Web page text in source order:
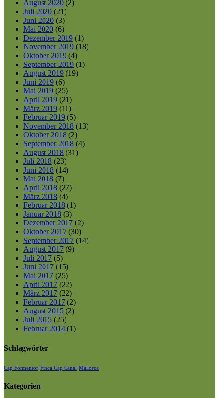
August 2020 (2)
Juli 2020 (21)
Juni 2020 (3)
Mai 2020 (6)
Dezember 2019 (1)
November 2019 (18)
Oktober 2019 (4)
September 2019 (1)
August 2019 (19)
Juni 2019 (6)
Mai 2019 (25)
April 2019 (21)
März 2019 (11)
Februar 2019 (5)
November 2018 (13)
Oktober 2018 (2)
September 2018 (4)
August 2018 (31)
Juli 2018 (23)
Juni 2018 (14)
Mai 2018 (7)
April 2018 (27)
März 2018 (4)
Februar 2018 (1)
Januar 2018 (3)
Dezember 2017 (2)
Oktober 2017 (30)
September 2017 (14)
August 2017 (9)
Juli 2017 (5)
Juni 2017 (15)
Mai 2017 (25)
April 2017 (22)
März 2017 (22)
Februar 2017 (2)
August 2015 (2)
Juli 2015 (25)
Februar 2014 (1)
Schlagwörter
Cap Formentor Finca Cap Canal Mallorca
Kategorien